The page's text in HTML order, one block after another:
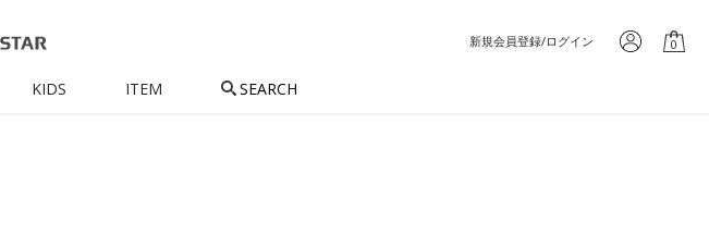
新規会員登録/ログイン 0
KIDS ITEM SEARCH